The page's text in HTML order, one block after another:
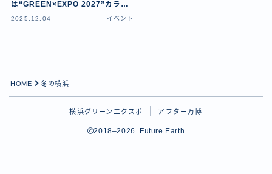
は“GREEN×EXPO 2027”カラー
2025.12.04 イベント
HOME 冬の横浜
横浜グリーンエクスポ アフター万博
2018–2026 Future Earth